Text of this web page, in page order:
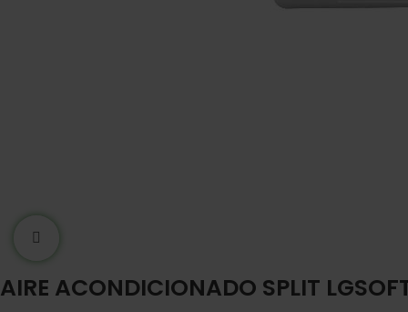
AIRE ACONDICIONADO SPLIT